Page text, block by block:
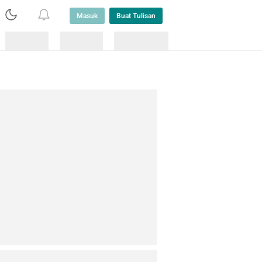
Masuk Buat Tulisan